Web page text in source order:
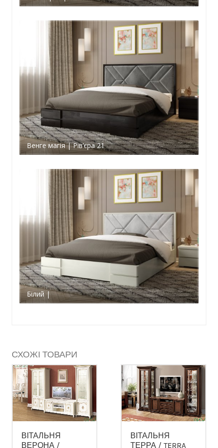
Венге магія | Рів’єра 21
Білий |
СХОЖІ ТОВАРИ
ВІТАЛЬНЯ
ВЕРОНА /
ВІТАЛЬНЯ
ТЕРРА / TERRA